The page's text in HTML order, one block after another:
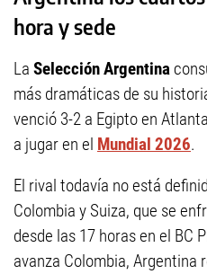
hora y sede
La Selección Argentina
más dramáticas de su
venció 3-2 a Egipto en
a jugar en el Mundial 2026.
El rival todavía no está
Colombia y Suiza, que se
desde las 17 horas en el BC
avanza Colombia, Argentina